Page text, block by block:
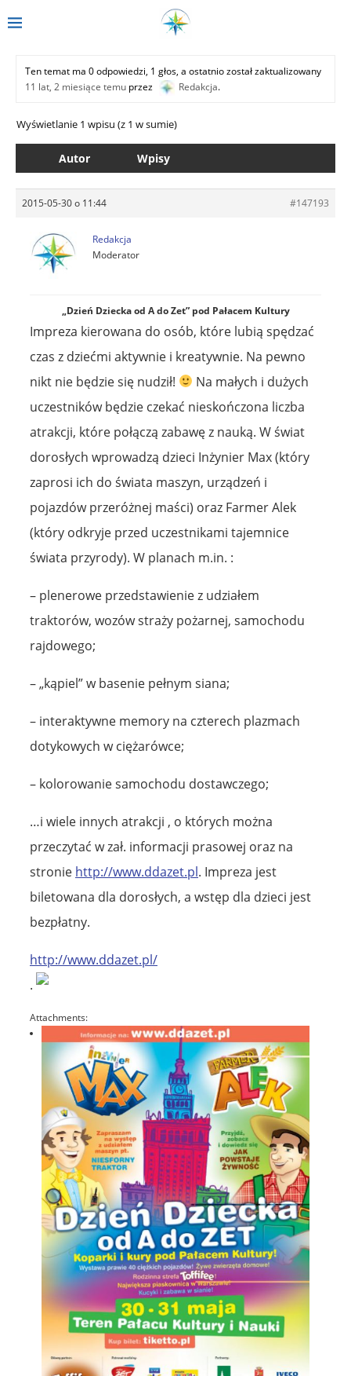
Ten temat ma 0 odpowiedzi, 1 głos, a ostatnio został zaktualizowany
11 lat, 2 miesiące temu przez Redakcja.
Wyświetlanie 1 wpisu (z 1 w sumie)
Autor Wpisy
2015-05-30 o 11:44 #147193
Redakcja
Moderator
„Dzień Dziecka od A do Zet” pod Pałacem Kultury
Impreza kierowana do osób, które lubią spędzać
czas z dziećmi aktywnie i kreatywnie. Na pewno
nikt nie będzie się nudził!
Na małych i dużych
uczestników będzie czekać nieskończona liczba
atrakcji, które połączą zabawę z nauką. W świat
dorosłych wprowadzą dzieci Inżynier Max (który
zaprosi ich do świata maszyn, urządzeń i
pojazdów przeróżnej maści) oraz Farmer Alek
(który odkryje przed uczestnikami tajemnice
świata przyrody). W planach m.in. :
– plenerowe przedstawienie z udziałem
traktorów, wozów straży pożarnej, samochodu
rajdowego;
– „kąpiel” w basenie pełnym siana;
– interaktywne memory na czterech plazmach
dotykowych w ciężarówce;
– kolorowanie samochodu dostawczego;
…i wiele innych atrakcji , o których można
przeczytać w zał. informacji prasowej oraz na
stronie http://www.ddazet.pl. Impreza jest
biletowana dla dorosłych, a wstęp dla dzieci jest
bezpłatny.
http://www.ddazet.pl/
.
Attachments: